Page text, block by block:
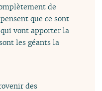
de
que ce sont
vont apporter la
les géants la
des